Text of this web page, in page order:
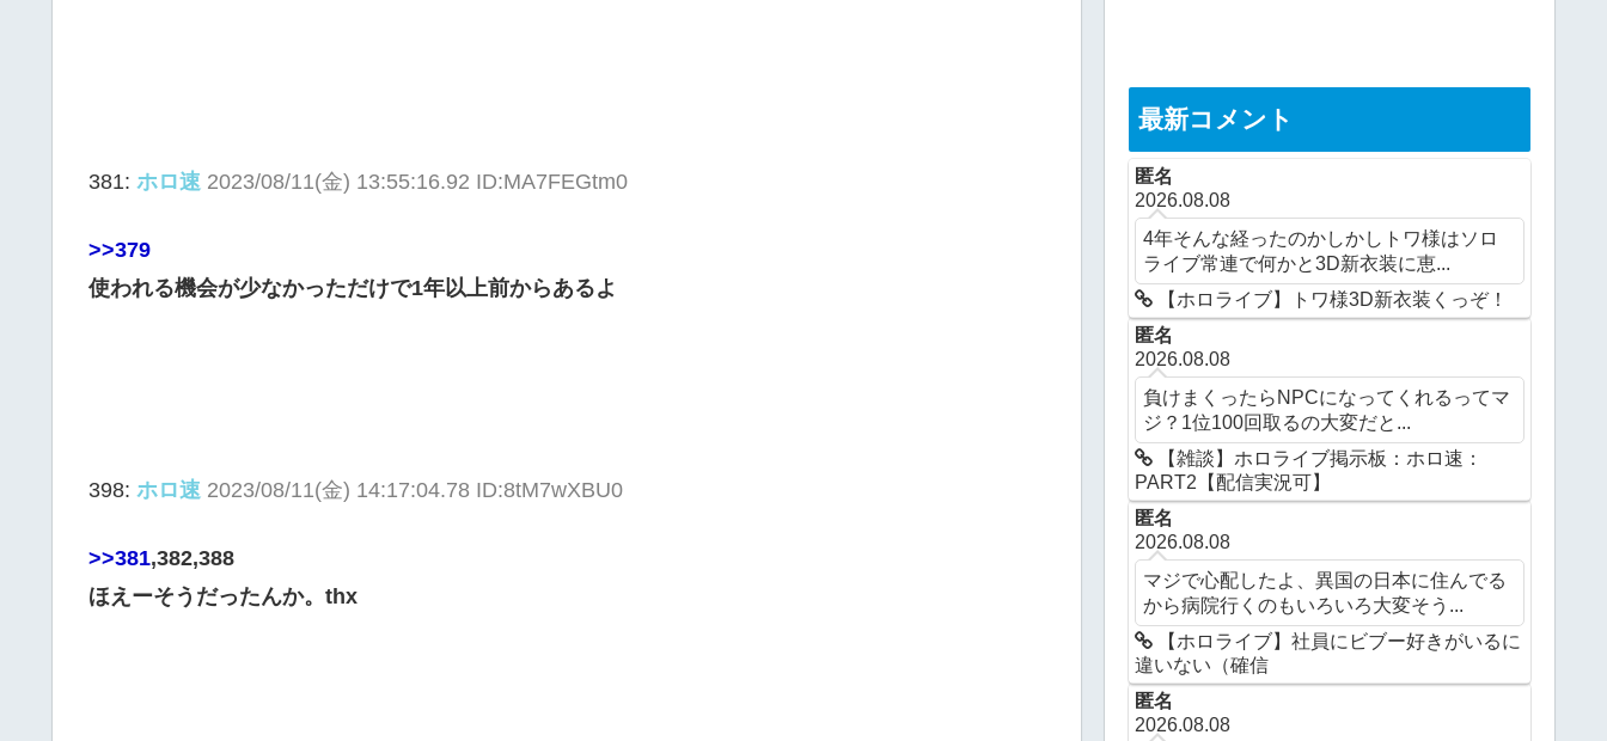
381: ホロ速 2023/08/11(金) 13:55:16.92 ID:MA7FEGtm0
>>379
使われる機会が少なかっただけで1年以上前からあるよ
398: ホロ速 2023/08/11(金) 14:17:04.78 ID:8tM7wXBU0
>>381,382,388
ほえーそうだったんか。thx
最新コメント
匿名
2026.08.08
4年そんな経ったのかしかしトワ様はソロ
ライブ常連で何かと3D新衣装に恵...
【ホロライブ】トワ様3D新衣装くっぞ！
匿名
2026.08.08
負けまくったらNPCになってくれるってマ
ジ？1位100回取るの大変だと...
【雑談】ホロライブ掲示板：ホロ速：
PART2【配信実況可】
匿名
2026.08.08
マジで心配したよ、異国の日本に住んでる
から病院行くのもいろいろ大変そう...
【ホロライブ】社員にビブー好きがいるに
違いない（確信
匿名
2026.08.08